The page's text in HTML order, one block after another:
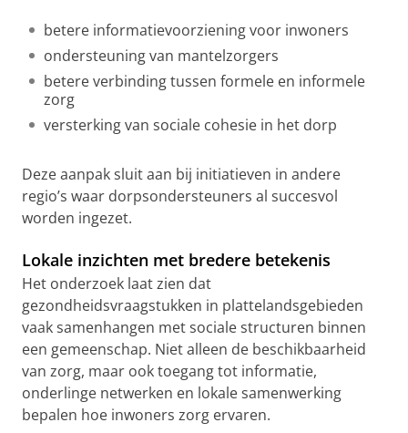
betere informatievoorziening voor inwoners
ondersteuning van mantelzorgers
betere verbinding tussen formele en informele
zorg
versterking van sociale cohesie in het dorp
Deze aanpak sluit aan bij initiatieven in andere
regio’s waar dorpsondersteuners al succesvol
worden ingezet.
Lokale inzichten met bredere betekenis
Het onderzoek laat zien dat
gezondheidsvraagstukken in plattelandsgebieden
vaak samenhangen met sociale structuren binnen
een gemeenschap. Niet alleen de beschikbaarheid
van zorg, maar ook toegang tot informatie,
onderlinge netwerken en lokale samenwerking
bepalen hoe inwoners zorg ervaren.